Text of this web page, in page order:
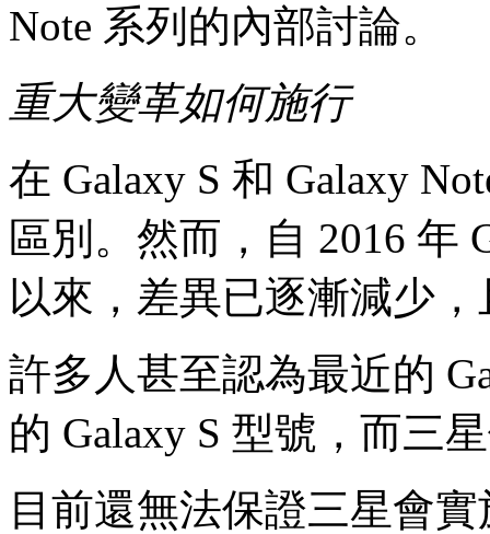
Note 系列的內部討論。
重大變革如何施行
在 Galaxy S 和 Galaxy
區別。然而，自 2016 年
以來，差異已逐漸減少
許多人甚至認為最近的
的 Galaxy S 型號，而三
目前還無法保證三星會